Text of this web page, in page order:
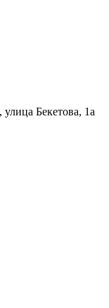
Бекетова, 1а